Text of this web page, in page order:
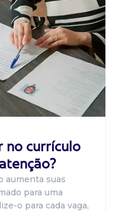
no currículo
aumenta suas
para uma
o para cada vaga,